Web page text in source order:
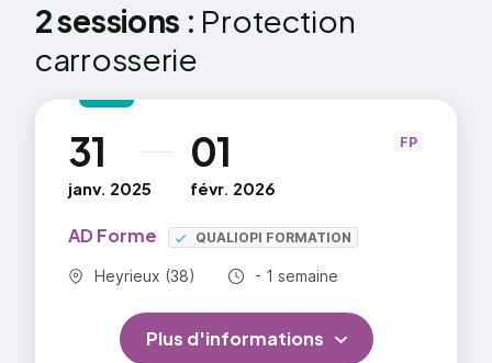
2 sessions : Protection
carrosserie
31
janv. 2025
au 01
févr. 2026
AD Forme QUALIOPI FORMATION
Commune :
Heyrieux (38) Durée totale :
- 1 semaine
FP
Plus d'informations